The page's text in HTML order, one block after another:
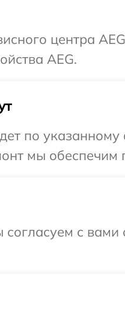
центра
AEG.
по
мы обеспечим
с